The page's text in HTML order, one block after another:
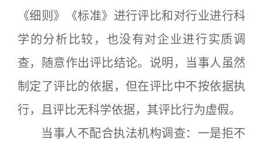
《细则》《标准》进行评比和对行业进行科
学的分析比较，也没有对企业进行实质调
查，随意作出评比结论。说明，当事人虽然
制定了评比的依据，但在评比中不按依据执
行，且评比无科学依据，其评比行为虚假。
当事人不配合执法机构调查：一是拒不